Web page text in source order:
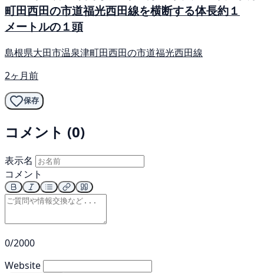
町田西田の市道福光西田線を横断する体長約１
メートルの１頭
島根県大田市温泉津町田西田の市道福光西田線
2ヶ月前
保存
コメント (0)
表示名
コメント
0/2000
Website